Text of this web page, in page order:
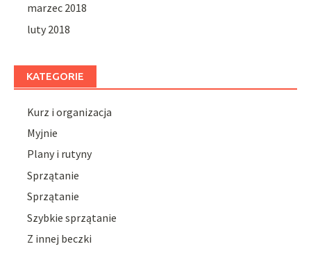
marzec 2018
luty 2018
KATEGORIE
Kurz i organizacja
Myjnie
Plany i rutyny
Sprzątanie
Sprzątanie
Szybkie sprzątanie
Z innej beczki